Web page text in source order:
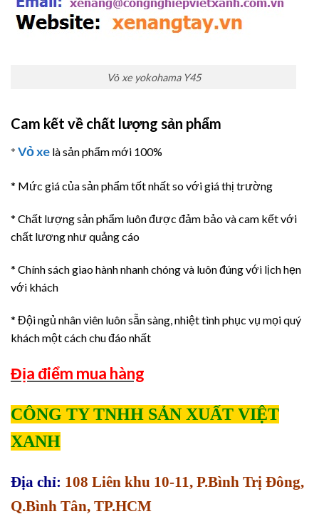
Vỏ xe yokohama Y45
Cam kết về chất lượng sản phẩm
* Vỏ xe là sản phẩm mới 100%
* Mức giá của sản phẩm tốt nhất so với giá thị trường
* Chất lượng sản phẩm luôn được đảm bảo và cam kết với
chất lương như quảng cáo
* Chính sách giao hành nhanh chóng và luôn đúng với lịch hẹn
với khách
* Đội ngủ nhân viên luôn sẵn sàng, nhiệt tình phục vụ mọi quý
khách một cách chu đáo nhất
Địa điểm mua hàng
CÔNG TY TNHH SẢN XUẤT VIỆT
XANH
Địa chỉ: 108 Liên khu 10-11, P.Bình Trị Đông,
Q.Bình Tân, TP.HCM